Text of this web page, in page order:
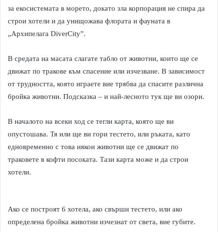
за екосистемата в морето, докато зла корпорация не спира да
строи хотели и да унищожава флората и фауната в
„Архипелага DiverCity”.
В средата на масата слагате табло от животни, които ще се
движат по тракове към спасение или изчезване. В зависимост
от трудността, която играете вие трябва да спасите различна
бройка животни. Подсказка – и най-лесното тук ще ви озори.
В началото на всеки ход се тегли карта, която ще ви
опустошава. Тя или ще ви гори тестето, или ръката, като
едновременно с това някои животни ще се движат по
траковете в кофти посоката. Тази карта може и да строи
хотели.
Ако се построят 6 хотела, ако свърши тестето, или ако
определена бройка животни изчезнат от света, вие губите.